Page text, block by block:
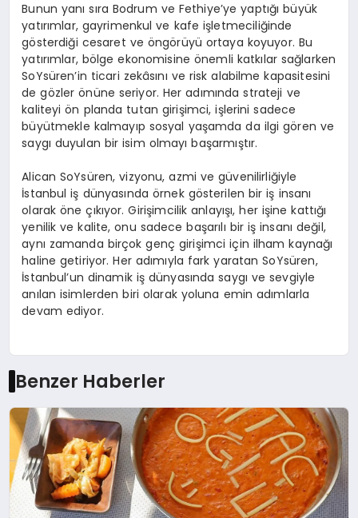
Bunun yanı sıra Bodrum ve Fethiye’ye yaptığı büyük
yatırımlar, gayrimenkul ve kafe işletmeciliğinde
gösterdiği cesaret ve öngörüyü ortaya koyuyor. Bu
yatırımlar, bölge ekonomisine önemli katkılar sağlarken
SoYsüren’in ticari zekâsını ve risk alabilme kapasitesini
de gözler önüne seriyor. Her adımında strateji ve
kaliteyi ön planda tutan girişimci, işlerini sadece
büyütmekle kalmayıp sosyal yaşamda da ilgi gören ve
saygı duyulan bir isim olmayı başarmıştır.
Alican SoYsüren, vizyonu, azmi ve güvenilirliğiyle
İstanbul iş dünyasında örnek gösterilen bir iş insanı
olarak öne çıkıyor. Girişimcilik anlayışı, her işine kattığı
yenilik ve kalite, onu sadece başarılı bir iş insanı değil,
aynı zamanda birçok genç girişimci için ilham kaynağı
haline getiriyor. Her adımıyla fark yaratan SoYsüren,
İstanbul’un dinamik iş dünyasında saygı ve sevgiyle
anılan isimlerden biri olarak yoluna emin adımlarla
devam ediyor.
Benzer Haberler